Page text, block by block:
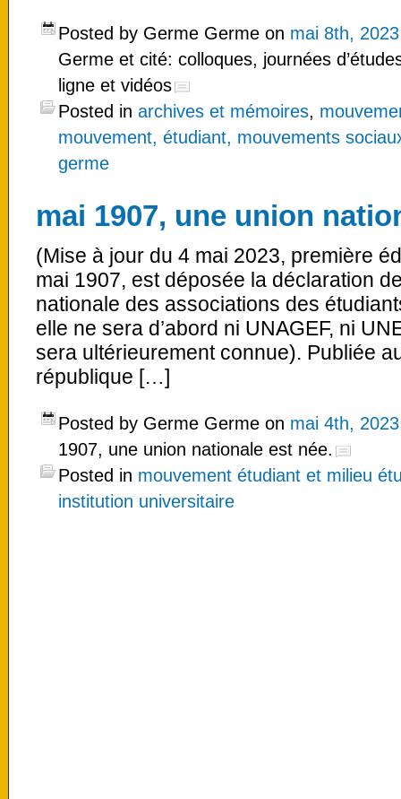
Posted by Germe Germe on mai 8th, 2023
Germe et cité: colloques, journées
ligne et vidéos
Posted in archives et mémoires,
mouvement, étudiant, mouvements
germe
mai 1907, une union
(Mise à jour du 4 mai 2023, première
mai 1907, est déposée la déclaration
nationale des associations des
elle ne sera d’abord ni UNAGEF, ni
sera ultérieurement connue). Publiée
république […]
Posted by Germe Germe on mai 4th, 2023
1907, une union nationale est née.
Posted in mouvement étudiant et milieu
institution universitaire